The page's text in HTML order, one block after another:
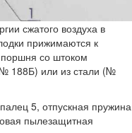
сжатого воздуха в
прижимаются к
со штоком
188Б) или из стали (№
5, отпускная пружина
пылезащитная